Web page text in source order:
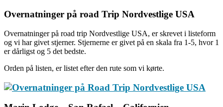
Overnatninger på road Trip Nordvestlige USA
Overnatninger på road trip Nordvestlige USA, er skrevet i listeform
og vi har givet stjerner. Stjernerne er givet på en skala fra 1-5, hvor 1
er dårligst og 5 det bedste.
Orden på listen, er listet efter den rute som vi kørte.